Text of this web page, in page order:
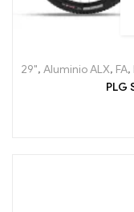
29", Aluminio ALX, FA,
PLG